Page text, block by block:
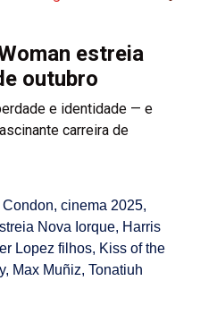
estreia
outubro
e identidade — e
carreira de
Condon, cinema 2025,
Nova Iorque, Harris
Lopez filhos, Kiss of the
, Max Muñiz, Tonatiuh